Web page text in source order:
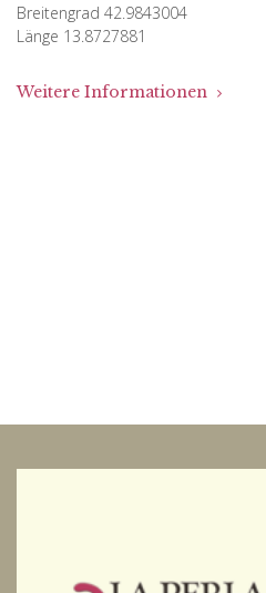
Breitengrad 42.9843004
Länge 13.8727881
Weitere Informationen